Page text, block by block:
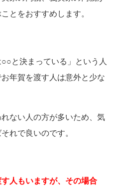
とをおすすめします。
と決まっている」という人
年賀を渡す人は意外と少な
ない人の方が多いため、気
れで良いのです。
人もいますが、その場合